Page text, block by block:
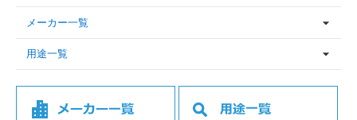
メーカー一覧
用途一覧